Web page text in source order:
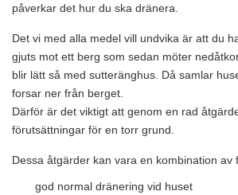
påverkar det hur du ska dränera.
Det vi med alla medel vill undvika är att du
gjuts mot ett berg som sedan möter
blir lätt så med sutteränghus. Då samlar
forsar ner från berget.
Därför är det viktigt att genom en rad
förutsättningar för en torr grund.
Dessa åtgärder kan vara en kombination av
god normal dränering vid huset